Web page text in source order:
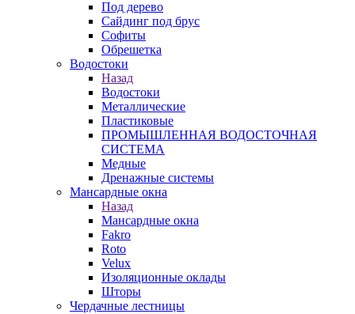
Под дерево
Сайдинг под брус
Софиты
Обрешетка
Водостоки
Назад
Водостоки
Металлические
Пластиковые
ПРОМЫШЛЕННАЯ ВОДОСТОЧНАЯ
СИСТЕМА
Медные
Дренажные системы
Мансардные окна
Назад
Мансардные окна
Fakro
Roto
Velux
Изоляционные оклады
Шторы
Чердачные лестницы